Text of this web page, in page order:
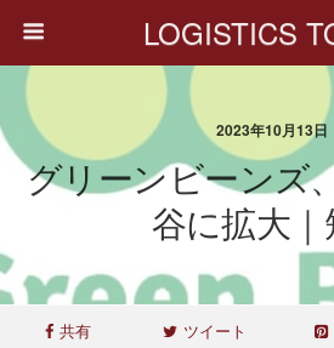
LOGISTICS
2023年10月13日
グリーンビーンズ
谷に拡大｜
共有 ツイート